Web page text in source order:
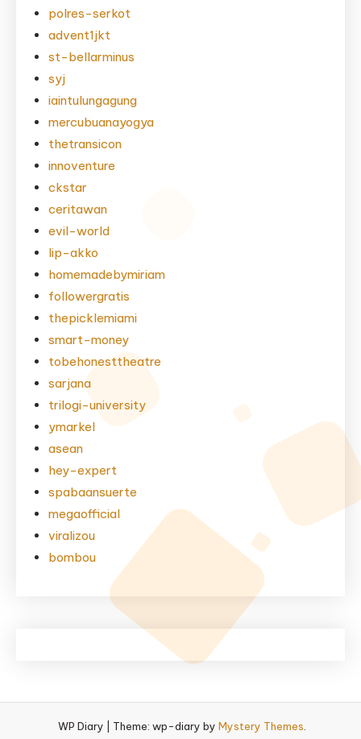
polres-serkot
advent1jkt
st-bellarminus
syj
iaintulungagung
mercubuanayogya
thetransicon
innoventure
ckstar
ceritawan
evil-world
lip-akko
homemadebymiriam
followergratis
thepicklemiami
smart-money
tobehonesttheatre
sarjana
trilogi-university
ymarkel
asean
hey-expert
spabaansuerte
megaofficial
viralizou
bombou
WP Diary Theme: wp-diary by Mystery Themes